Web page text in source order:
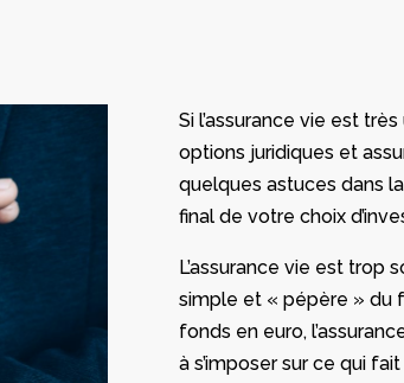
Si l’assurance vie est
options juridiques et
quelques astuces dans
final de votre choix
L’assurance vie est
simple et « pépère » du
fonds en euro,
à s’imposer sur ce qui